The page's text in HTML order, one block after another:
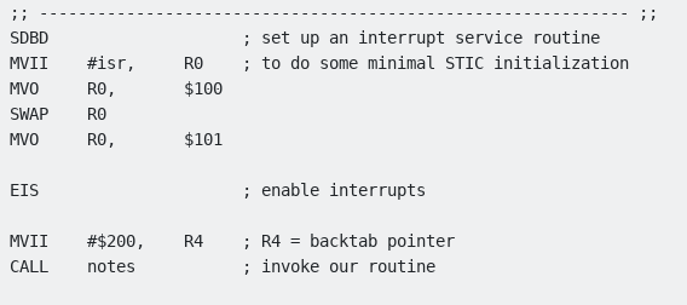
;; ------------------------------------------------------------- ;;
; set up an interrupt service routine
#isr,     R0    ; to do some minimal STIC initialization
R0,       $100
R0
R0,       $101
; enable interrupts
#$200,    R4    ; R4 = backtab pointer
notes           ; invoke our routine